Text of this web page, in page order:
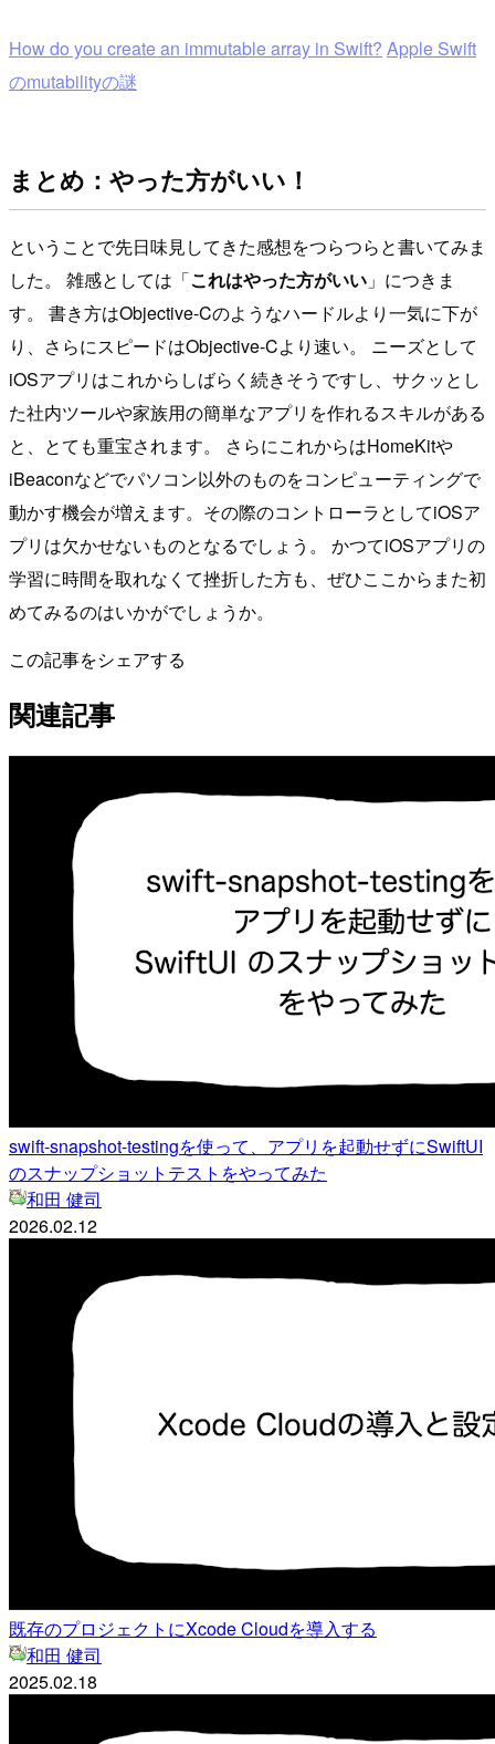
How do you create an immutable array in Swift? Apple Swift
のmutabilityの謎
まとめ：やった方がいい！
ということで先日味見してきた感想をつらつらと書いてみま
した。 雑感としては「これはやった方がいい 」につきま
す。 書き方はObjective-Cのようなハードルより一気に下が
り、さらにスピードはObjective-Cより速い。 ニーズとして
iOSアプリはこれからしばらく続きそうですし、サクッとし
た社内ツールや家族用の簡単なアプリを作れるスキルがある
と、とても重宝されます。 さらにこれからはHomeKitや
iBeaconなどでパソコン以外のものをコンピューティングで
動かす機会が増えます。その際のコントローラとしてiOSア
プリは欠かせないものとなるでしょう。 かつてiOSアプリの
学習に時間を取れなくて挫折した方も、ぜひここからまた初
めてみるのはいかがでしょうか。
この記事をシェアする
関連記事
swift-snapshot-testingを使って、アプリを起動せずにSwiftUI
のスナップショットテストをやってみた
和田 健司
2026.02.12
既存のプロジェクトにXcode Cloudを導入する
和田 健司
2025.02.18